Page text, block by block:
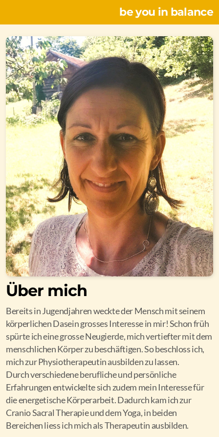
be you in balance
Über mich
Bereits in Jugendjahren weckte der Mensch mit seinem
körperlichen Dasein grosses Interesse in mir! Schon früh
spürte ich eine grosse Neugierde, mich vertiefter mit dem
menschlichen Körper zu beschäftigen. So beschloss ich,
mich zur Physiotherapeutin ausbilden zu lassen.
Durch verschiedene berufliche und persönliche
Erfahrungen entwickelte sich zudem mein Interesse für
die energetische Körperarbeit. Dadurch kam ich zur
Cranio Sacral Therapie und dem Yoga, in beiden
Bereichen liess ich mich als Therapeutin ausbilden.